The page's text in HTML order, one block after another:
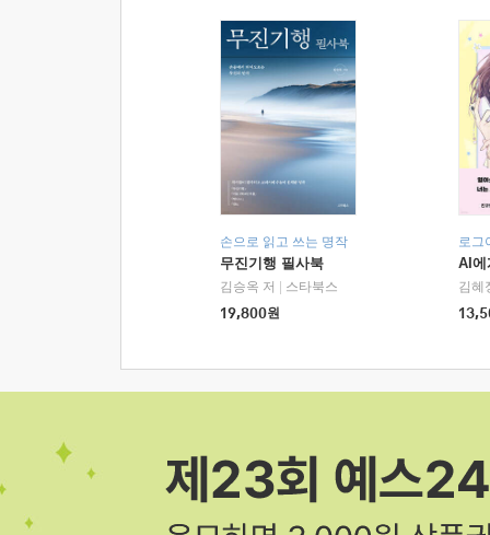
손으로 읽고 쓰는 명작
무진기행 필사북
김승옥 저
스타북스
19,800원
로그
AI에
김혜